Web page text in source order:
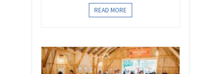
READ MORE